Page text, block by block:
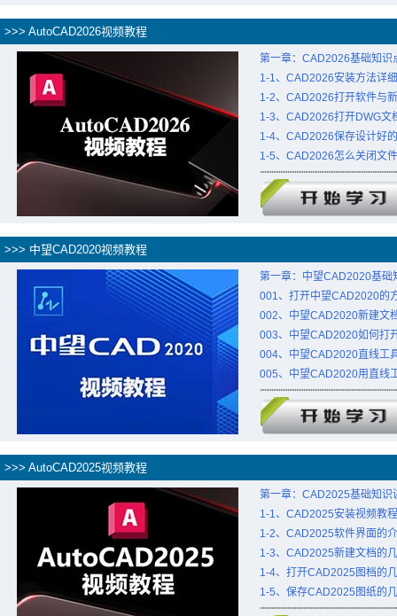
>>> AutoCAD2026视频教程
第一章：CAD2026基础知识
1-1、CAD2026安装方法详
1-2、CAD2026打开软件与
1-3、CAD2026打开DWG文
1-4、CAD2026保存设计好
1-5、CAD2026怎么关闭文
>>> 中望CAD2020视频教程
第一章：中望CAD2020基础
001、打开中望CAD2020的
002、中望CAD2020新建文
003、中望CAD2020如何打
004、中望CAD2020直线工
005、中望CAD2020用直线
>>> AutoCAD2025视频教程
第一章：CAD2025基础知识
1-1、CAD2025安装视频教程
1-2、CAD2025软件界面的
1-3、CAD2025新建文档的
1-4、打开CAD2025图档的
1-5、保存CAD2025图纸的